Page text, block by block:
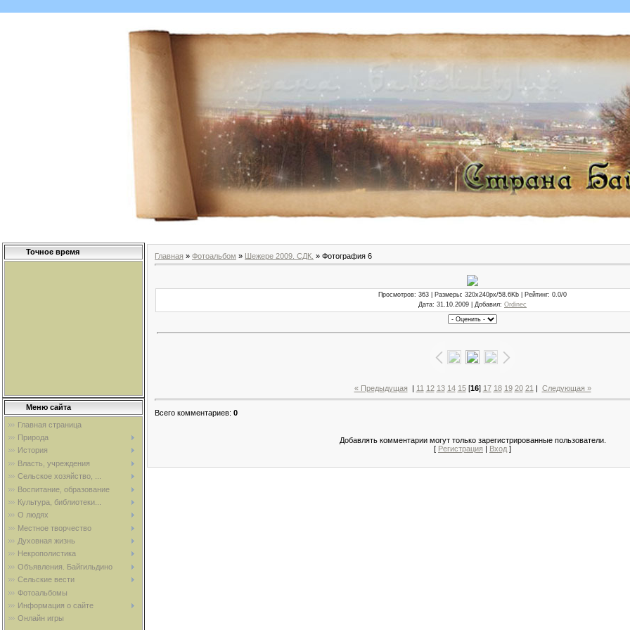
Точное время
Меню сайта
Главная страница
Природа
История
Власть, учреждения
Сельское хозяйство, ...
Воспитание, образование
Культура, библиотеки...
О людях
Местное творчество
Духовная жизнь
Некрополистика
Объявления. Байгильдино
Сельские вести
Фотоальбомы
Информация о сайте
Онлайн игры
Главная » Фотоальбом » Шежере 2009. СДК. » Фотография 6
Просмотров: 363 | Размеры: 320x240px/58.6Kb | Рейтинг: 0.0/0
Дата: 31.10.2009 | Добавил: Ordinec
« Предыдущая 11 12 13 14 15[16] 17 18 19 20 21 Следующая »
Всего комментариев: 0
Добавлять комментарии могут только зарегистрированные пользователи.
[ Регистрация | Вход ]